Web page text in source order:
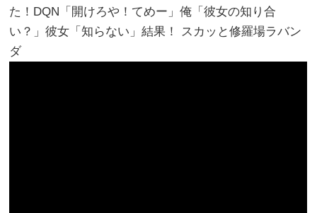
た！DQN「開けろや！てめー」俺「彼女の知り合
い？」彼女「知らない」結果！ スカッと修羅場ラバン
ダ